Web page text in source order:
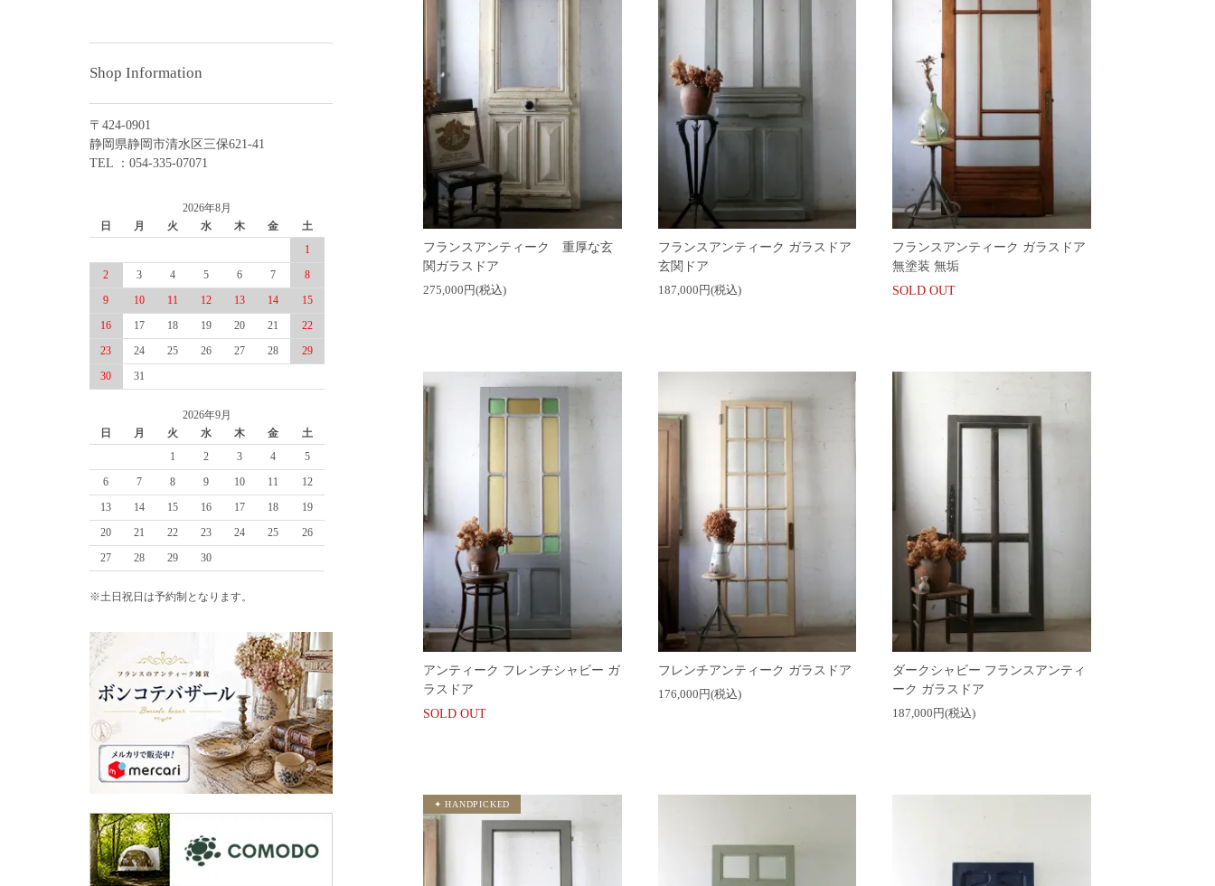
フランスアンティーク 重厚な玄
関ガラスドア
275,000円(税込)
フランスアンティーク ガラスドア
玄関ドア
187,000円(税込)
フランスアンティーク ガラスドア
無塗装 無垢
SOLD OUT
アンティーク フレンチシャビー ガ
ラスドア
SOLD OUT
フレンチアンティーク ガラスドア
176,000円(税込)
ダークシャビー フランスアンティ
ーク ガラスドア
187,000円(税込)
Shop Information
〒424-0901
静岡県静岡市清水区三保621-41
TEL ：054-335-07071
2026年8月
日
月 火 水 木 金
土
1
2
3 4 5 6 7
8
9
10 11 12 13 14
15
16
17 18 19 20 21
22
23
24 25 26 27 28
29
30
31
2026年9月
日
月 火 水 木 金
土
1
2 3 4
5
6
7 8 9 10 11
12
13
14 15 16 17 18
19
20
21 22 23 24 25
26
27
28 29 30
※土日祝日は予約制となります。